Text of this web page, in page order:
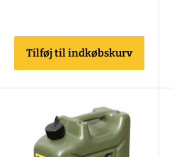
Tilføj til indkøbskurv